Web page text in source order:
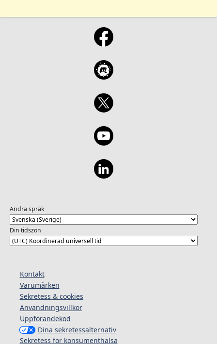
Ändra språk
Din tidszon
Kontakt
Varumärken
Sekretess & cookies
Användningsvillkor
Uppförandekod
Dina sekretessalternativ
Sekretess för konsumenthälsa